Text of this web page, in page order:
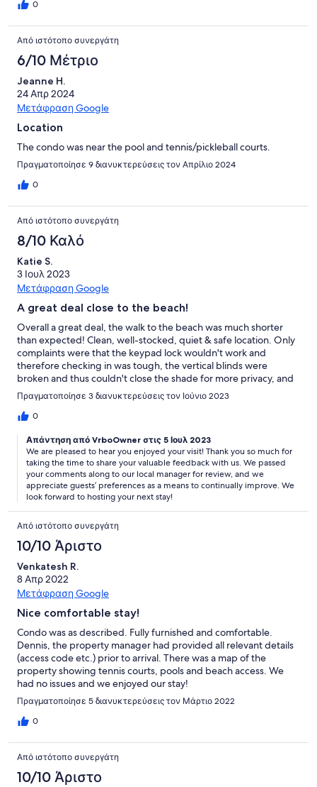
0
Από ιστότοπο συνεργάτη
6/10 Μέτριο
Jeanne H.
24 Απρ 2024
Μετάφραση Google
Location
The condo was near the pool and tennis/pickleball courts.
Πραγματοποίησε 9 διανυκτερεύσεις τον Απρίλιο 2024
0
Από ιστότοπο συνεργάτη
8/10 Καλό
Katie S.
3 Ιουλ 2023
Μετάφραση Google
A great deal close to the beach!
Overall a great deal, the walk to the beach was much shorter
than expected! Clean, well-stocked, quiet & safe location. Only
complaints were that the keypad lock wouldn't work and
therefore checking in was tough, the vertical blinds were
broken and thus couldn't close the shade for more privacy, and
a housekeeper (hopefully?) knocked and then unlocked the
door to come in on my last day at 8am (checkout was at 10am).
Other than those things, I would give it 5 stars!
Πραγματοποίησε 3 διανυκτερεύσεις τον Ιούνιο 2023
0
Απάντηση από VrboOwner στις 5 Ιουλ 2023
We are pleased to hear you enjoyed your visit! Thank you so much for
taking the time to share your valuable feedback with us. We passed
your comments along to our local manager for review, and we
appreciate guests’ preferences as a means to continually improve. We
look forward to hosting your next stay!
Από ιστότοπο συνεργάτη
10/10 Άριστο
Venkatesh R.
8 Απρ 2022
Μετάφραση Google
Nice comfortable stay!
Condo was as described. Fully furnished and comfortable.
Dennis, the property manager had provided all relevant details
(access code etc.) prior to arrival. There was a map of the
property showing tennis courts, pools and beach access. We
had no issues and we enjoyed our stay!
Πραγματοποίησε 5 διανυκτερεύσεις τον Μάρτιο 2022
0
Από ιστότοπο συνεργάτη
10/10 Άριστο